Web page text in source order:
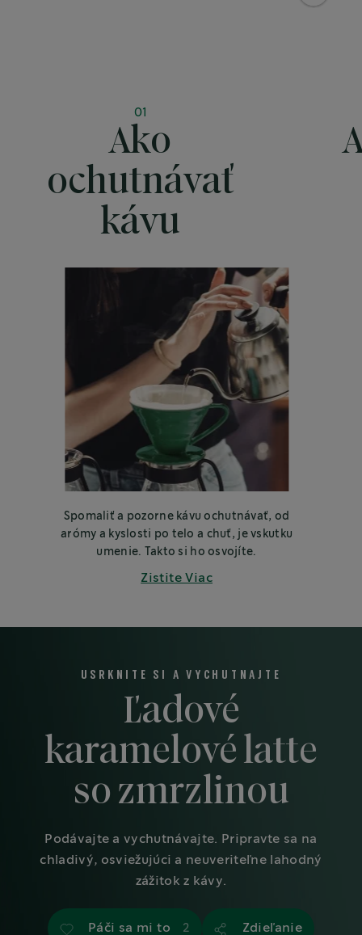
01
Ako
ochutnávať
kávu
Spomaliť a pozorne kávu ochutnávať, od
arómy a kyslosti po telo a chuť, je vskutku
umenie. Takto si ho osvojíte.
Zistite Viac
USRKNITE SI A VYCHUTNAJTE
Ľadové
karamelové latte
so zmrzlinou
Podávajte a vychutnávajte. Pripravte sa na
chladivý, osviežujúci a neuveriteľne lahodný
zážitok z kávy.
Páči sa mi to 2 Zdieľanie